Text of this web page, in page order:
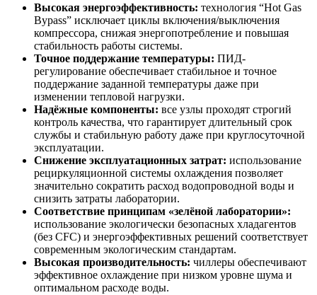
Высокая энергоэффективность: технология “Hot Gas
Bypass” исключает циклы включения/выключения
компрессора, снижая энергопотребление и повышая
стабильность работы системы.
Точное поддержание температуры: ПИД-
регулирование обеспечивает стабильное и точное
поддержание заданной температуры даже при
изменении тепловой нагрузки.
Надёжные компоненты: все узлы проходят строгий
контроль качества, что гарантирует длительный срок
службы и стабильную работу даже при круглосуточной
эксплуатации.
Снижение эксплуатационных затрат: использование
рециркуляционной системы охлаждения позволяет
значительно сократить расход водопроводной воды и
снизить затраты лаборатории.
Соответствие принципам «зелёной лаборатории»:
использование экологически безопасных хладагентов
(без CFC) и энергоэффективных решений соответствует
современным экологическим стандартам.
Высокая производительность: чиллеры обеспечивают
эффективное охлаждение при низком уровне шума и
оптимальном расходе воды.